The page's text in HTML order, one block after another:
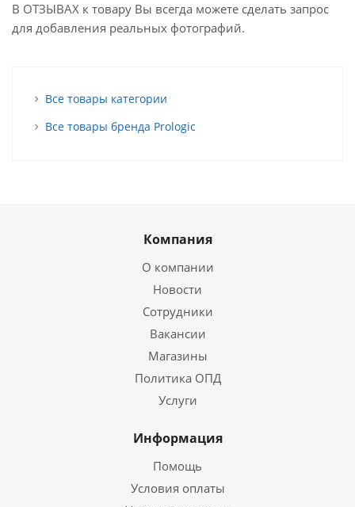
В ОТЗЫВАХ к товару Вы всегда можете сделать запрос
для добавления реальных фотографий.
Все товары категории
Все товары бренда Prologic
Компания
О компании
Новости
Сотрудники
Вакансии
Магазины
Политика ОПД
Услуги
Информация
Помощь
Условия оплаты